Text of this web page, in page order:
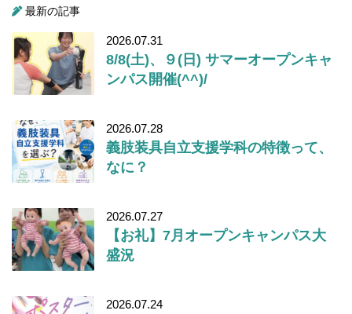
最新の記事
2026.07.31
8/8(土)、９(日) サマーオープンキャ
ンパス開催(^^)/
2026.07.28
義肢装具自立支援学科の特徴って、
なに？
2026.07.27
【お礼】7月オープンキャンパス大
盛況
2026.07.24